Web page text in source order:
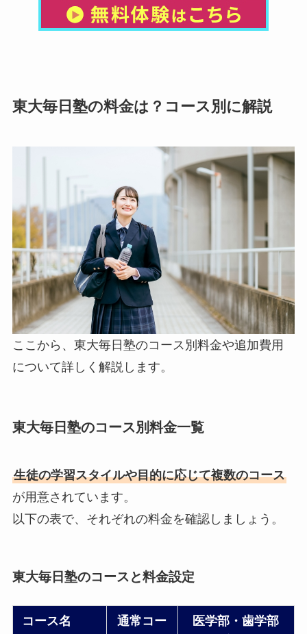
東大毎日塾の料金は？コース別に解説
ここから、東大毎日塾のコース別料金や追加費用
について詳しく解説します。
東大毎日塾のコース別料金一覧
生徒の学習スタイルや目的に応じて複数のコース
が用意されています。
以下の表で、それぞれの料金を確認しましょう。
東大毎日塾のコースと料金設定
コース名
通常コー
医学部・歯学部